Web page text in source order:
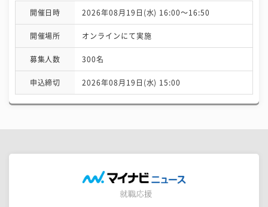
開催日時 2026年08月19日(水) 16:00〜16:50
開催場所 オンラインにて実施
募集人数 300名
申込締切 2026年08月19日(水) 15:00